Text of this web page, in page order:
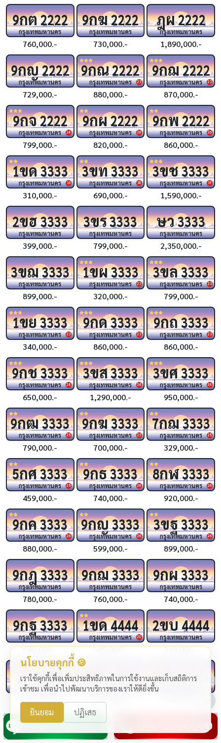
9กต2222
กรุงเทพมหานคร
760,000.-
9กฆ2222
กรุงเทพมหานคร
730,000.-
ฎผ2222
กรุงเทพมหานคร
1,890,000.-
9กญ2222
กรุงเทพมหานคร
729,000.-
23
9กณ2222
กรุงเทพมหานคร
880,000.-
23
9กฌ2222
กรุงเทพมหานคร
870,000.-
24
9กจ2222
กรุงเทพมหานคร
799,000.-
26
9กผ2222
กรุงเทพมหานคร
820,000.-
26
9กพ2222
กรุงเทพมหานคร
860,000.-
16
1ขด3333
กรุงเทพมหานคร
310,000.-
18
3ขท3333
กรุงเทพมหานคร
690,000.-
19
3ขช3333
กรุงเทพมหานคร
1,590,000.-
2ขฮ3333
กรุงเทพมหานคร
399,000.-
3ขร3333
กรุงเทพมหานคร
799,000.-
ษว3333
กรุงเทพมหานคร
2,350,000.-
3ขฌ3333
กรุงเทพมหานคร
899,000.-
23
1ขผ3333
กรุงเทพมหานคร
320,000.-
23
3ขล3333
กรุงเทพมหานคร
799,000.-
23
1ขย3333
กรุงเทพมหานคร
340,000.-
23
9กด3333
กรุงเทพมหานคร
860,000.-
23
9กถ3333
กรุงเทพมหานคร
860,000.-
24
9กช3333
กรุงเทพมหานคร
650,000.-
24
3ขส3333
กรุงเทพมหานคร
1,290,000.-
24
3ขศ3333
กรุงเทพมหานคร
950,000.-
25
9กฒ3333
กรุงเทพมหานคร
790,000.-
25
9กฆ3333
กรุงเทพมหานคร
700,000.-
25
7กฌ3333
กรุงเทพมหานคร
329,000.-
25
5กศ3333
กรุงเทพมหานคร
459,000.-
26
9กธ3333
กรุงเทพมหานคร
740,000.-
26
8กฬ3333
กรุงเทพมหานคร
920,000.-
26
9กค3333
กรุงเทพมหานคร
880,000.-
26
9กญ3333
กรุงเทพมหานคร
599,000.-
26
3ขฐ3333
กรุงเทพมหานคร
899,000.-
9กฎ3333
กรุงเทพมหานคร
780,000.-
9กฌ3333
กรุงเทพมหานคร
760,000.-
9กผ3333
กรุงเทพมหานคร
740,000.-
9กฐ3333
กรุงเทพมหานคร
840,000.-
20
1ขด4444
กรุงเทพมหานคร
365,000.-
2ขบ4444
กรุงเทพมหานคร
319,000.-
24
ชจ4444
กรุงเทพมหานคร
1,990,000.-
24
4ขช4444
กรุงเทพมหานคร
1,290,000.-
24
4กฆ4444
25
3 กฉ4444
กรุงเทพมหานคร 25
2กว
กรุงเทพมหานคร
4444
กรุงเทพมหานคร
นโยบายคุกกี้ 🍪
เราใช้คุกกี้เพื่อเพิ่มประสิทธิภาพในการใช้งานและเก็บสถิติการ
เข้าชม เพื่อนำไปพัฒนาบริการของเราให้ดียิ่งขึ้น
ยินยอม ปฏิเสธ